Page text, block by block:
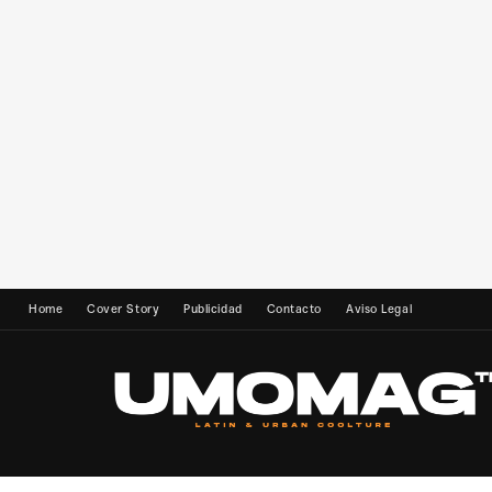
Home Cover Story Publicidad Contacto Aviso Legal